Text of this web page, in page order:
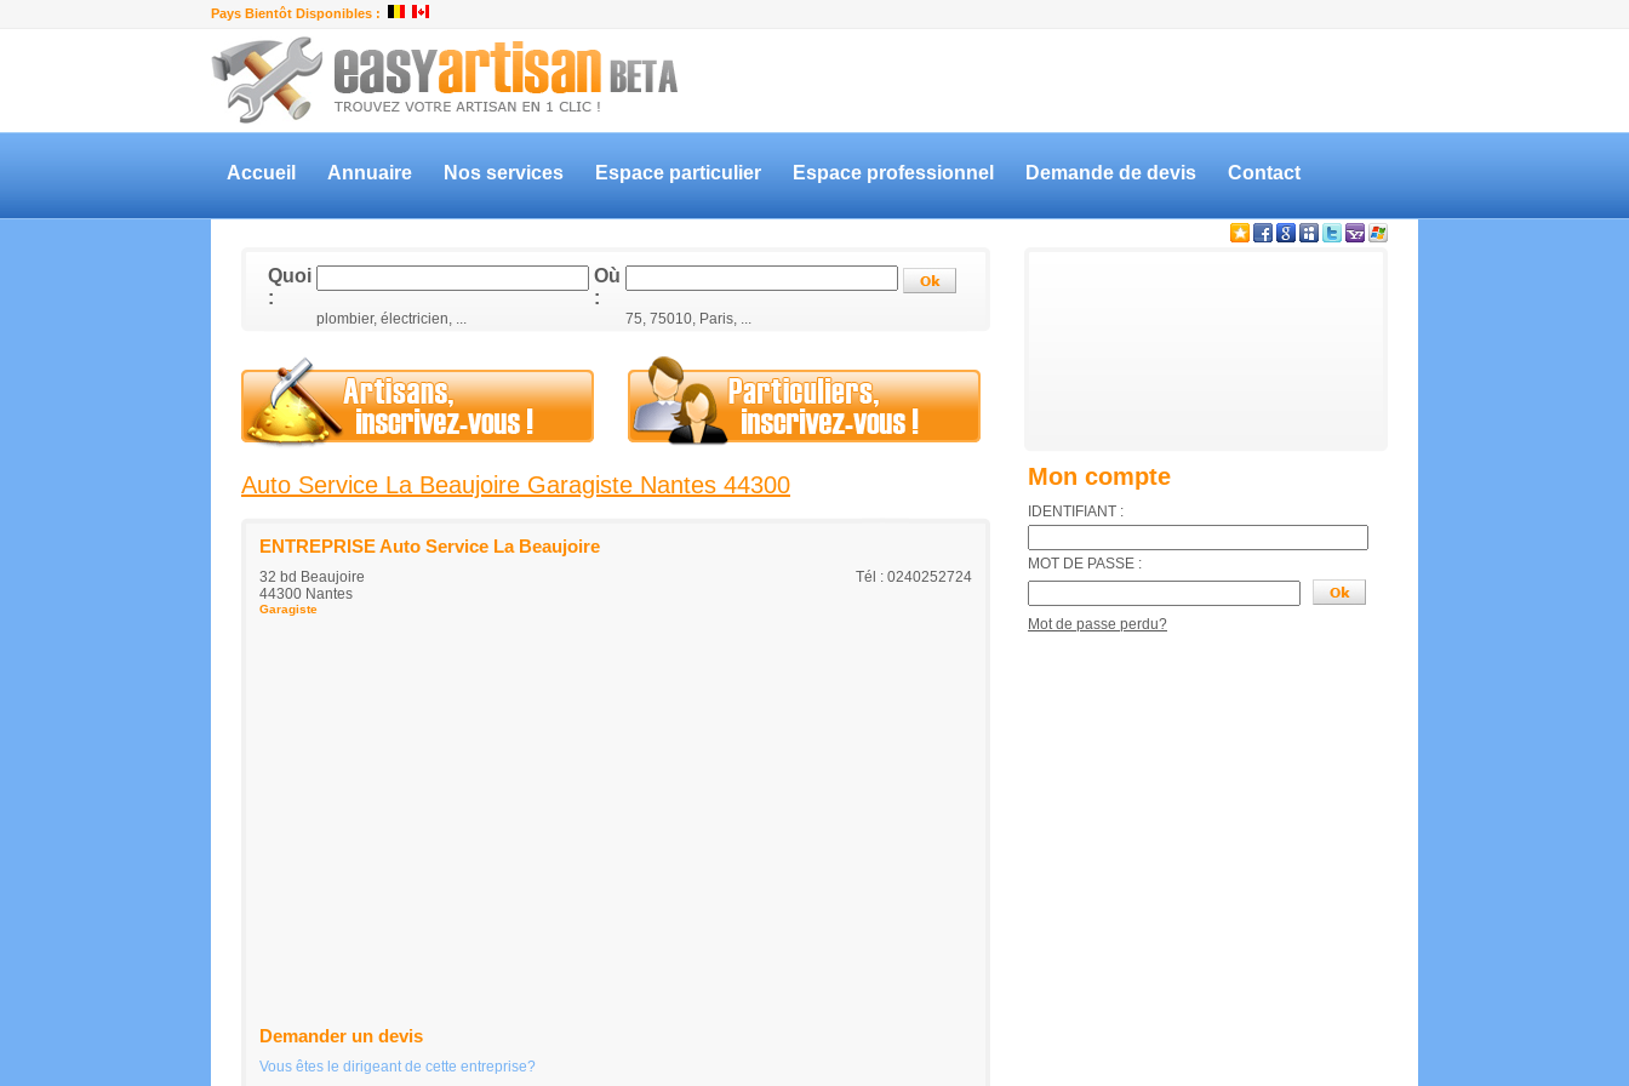
Pays Bientôt Disponibles :
Accueil Annuaire Nos services Espace particulier Espace professionnel Demande de devis Contact
Mon compte
IDENTIFIANT :
MOT DE PASSE :
Mot de passe perdu?
Quoi
:
Où
:
plombier, électricien, ... 75, 75010, Paris, ...
Auto Service La Beaujoire Garagiste Nantes 44300
ENTREPRISE Auto Service La Beaujoire
32 bd Beaujoire
44300 Nantes
Tél : 0240252724
Garagiste
Demander un devis
Vous êtes le dirigeant de cette entreprise?